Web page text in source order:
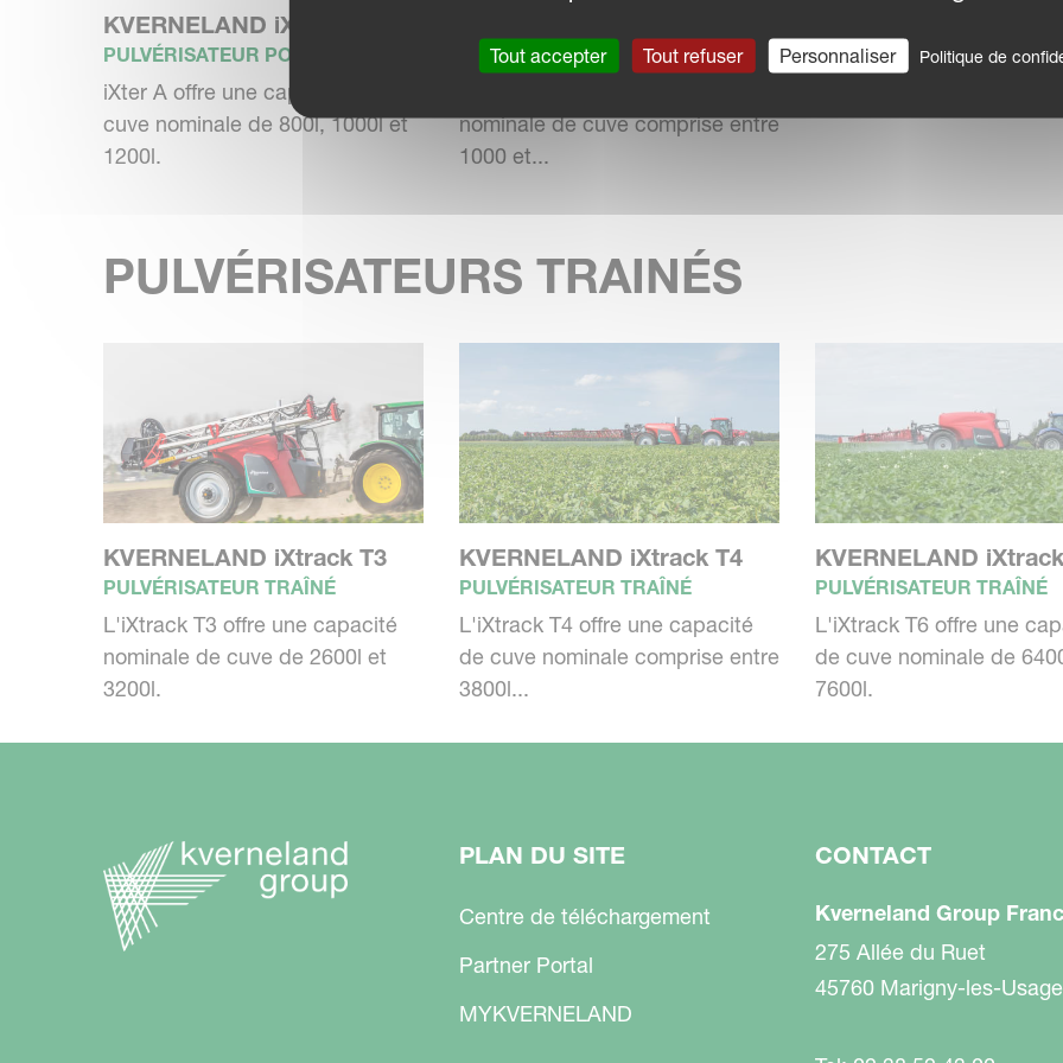
KVERNELAND iXter A
PULVÉRISATEUR PORTÉ
iXter A offre une capacité de
cuve nominale de 800l, 1000l et
1200l.
PULVÉRISATEUR PORTÉ
nominale de cuve comprise entre
1000 et...
PULVÉRISATEURS TRAINÉS
KVERNELAND iXtrack T3
PULVÉRISATEUR TRAÎNÉ
L'iXtrack T3 offre une capacité
nominale de cuve de 2600l et
3200l.
KVERNELAND iXtrack T4
PULVÉRISATEUR TRAÎNÉ
L'iXtrack T4 offre une capacité
de cuve nominale comprise entre
3800l...
KVERNELAND
PULVÉRISATEUR TRAÎNÉ
L'iXtrack T6 offre une
de cuve nominale de
7600l.
PLAN DU SITE
Centre de téléchargement
Partner Portal
MYKVERNELAND
CONTACT
Kverneland Group
275 Allée du Ruet
45760 Marigny-les-
Tout accepter Tout refuser Personnaliser Politique de